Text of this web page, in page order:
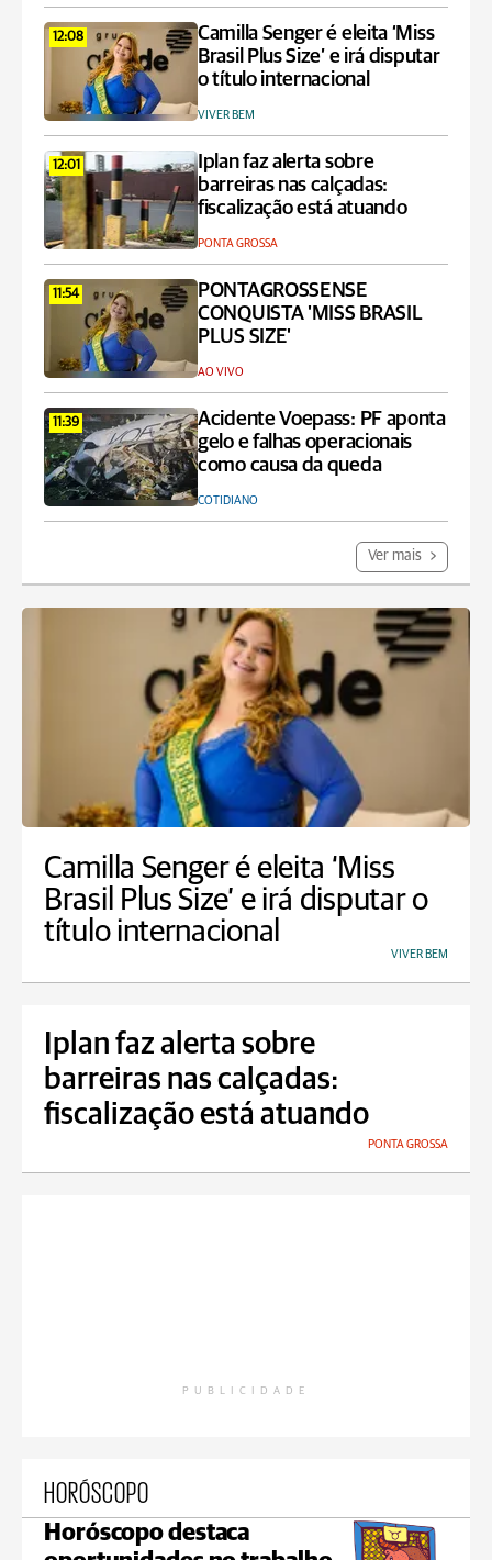
12:08
Camilla Senger é eleita ‘Miss
Brasil Plus Size’ e irá disputar
o título internacional
VIVER BEM
12:01
Iplan faz alerta sobre
barreiras nas calçadas:
fiscalização está atuando
PONTA GROSSA
11:54
PONTAGROSSENSE
CONQUISTA 'MISS BRASIL
PLUS SIZE'
AO VIVO
11:39
Acidente Voepass: PF aponta
gelo e falhas operacionais
como causa da queda
COTIDIANO
Ver mais
Camilla Senger é eleita ‘Miss
Brasil Plus Size’ e irá disputar o
título internacional
VIVER BEM
Iplan faz alerta sobre
barreiras nas calçadas:
fiscalização está atuando
PONTA GROSSA
PUBLICIDADE
HORÓSCOPO
Horóscopo destaca